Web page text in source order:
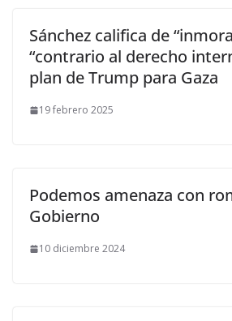
Sánchez califica de
“contrario al derecho
plan de Trump para Gaza
19 febrero 2025
Podemos amenaza con
Gobierno
10 diciembre 2024